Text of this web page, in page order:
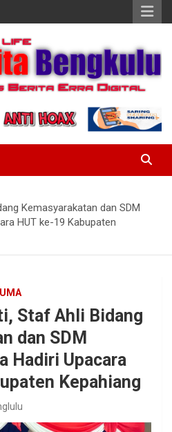
Kemasyarakatan dan SDM
HUT ke-19 Kabupaten
Staf Ahli Bidang
dan SDM
Hadiri Upacara
Kepahiang